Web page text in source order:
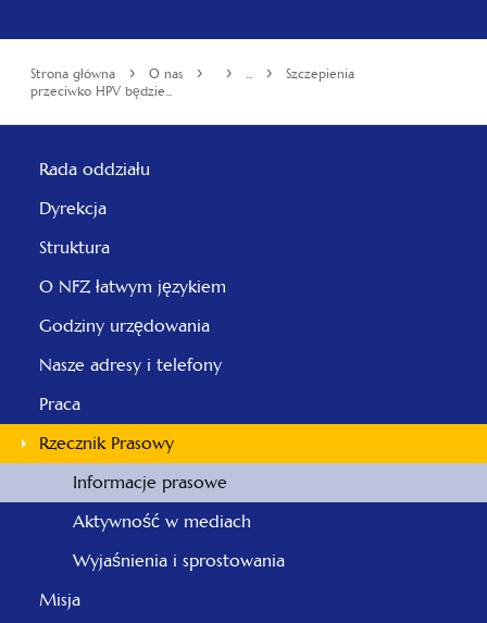
Strona główna › O nas › › ... ›
Szczepienia
przeciwko HPV będzie...
Rada oddziału
Dyrekcja
Struktura
O NFZ łatwym językiem
Godziny urzędowania
Nasze adresy i telefony
Praca
Rzecznik Prasowy
Informacje prasowe
Aktywność w mediach
Wyjaśnienia i sprostowania
Misja